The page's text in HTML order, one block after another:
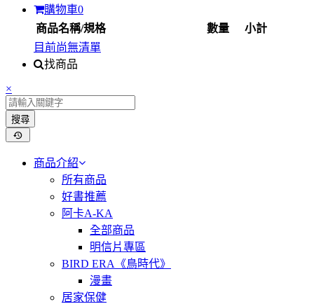
購物車0
商品名稱/規格
數量
小計
目前尚無清單
找商品
×
搜尋
商品介紹
所有商品
好書推薦
阿卡A-KA
全部商品
明信片專區
BIRD ERA《鳥時代》
漫畫
居家保健